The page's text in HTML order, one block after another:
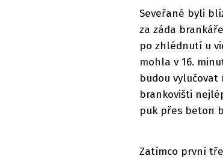
Seveřané byli
za záda
po zhlédnutí u
mohla v 16.
budou vylučovat
brankovišti
puk přes beton
Zatímco první